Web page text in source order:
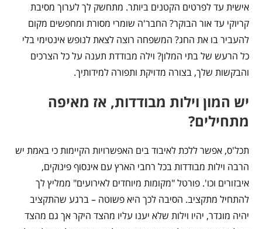
אישית עד לפרטים הקטנים ביותר. מתחשק לך לערוך מסיבת
קריוקי עד אור הבוקר? החבר'ה שומרי מסורת ומחפשים מקום
להעביר בו את החג? המשפחה רוצה לצאת לנופש אינטימי בלי
כל הרעש של בתי המלון? וילה מבודדת תענה על כל הצרכים
והבקשות שלך, בצורה מדויקת ותפורה למידותיך.
יש המון וילות מבודדות, אז מאיפה
מתחילים?
תכל'ס, אפשר ללכת לאיבוד בים האפשרויות הקיימות כי באמת יש
הרבה וילות מבודדות בכל רחבי הארץ עם אינסוף פינוקים,
איבזורים וכו'. פורטל "מקומות מיוחדים לאירועים" ממליץ לך
להתחיל מתקציב. הסיבה לכך היא פשוטה – ברגע שהתקציב
יהיה מוגדר, יהיו וילות שלא יענו עליו מהצד היקר אך גם מהצד